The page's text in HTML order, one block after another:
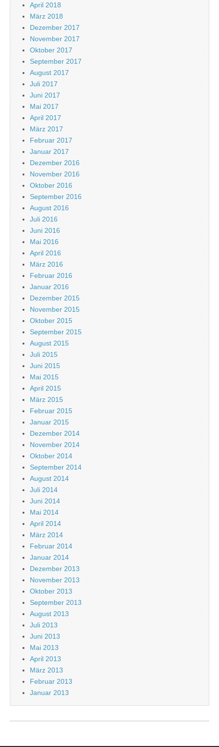
April 2018
März 2018
Dezember 2017
November 2017
Oktober 2017
September 2017
August 2017
Juli 2017
Juni 2017
Mai 2017
April 2017
März 2017
Februar 2017
Januar 2017
Dezember 2016
November 2016
Oktober 2016
September 2016
August 2016
Juli 2016
Juni 2016
Mai 2016
April 2016
März 2016
Februar 2016
Januar 2016
Dezember 2015
November 2015
Oktober 2015
September 2015
August 2015
Juli 2015
Juni 2015
Mai 2015
April 2015
März 2015
Februar 2015
Januar 2015
Dezember 2014
November 2014
Oktober 2014
September 2014
August 2014
Juli 2014
Juni 2014
Mai 2014
April 2014
März 2014
Februar 2014
Januar 2014
Dezember 2013
November 2013
Oktober 2013
September 2013
August 2013
Juli 2013
Juni 2013
Mai 2013
April 2013
März 2013
Februar 2013
Januar 2013